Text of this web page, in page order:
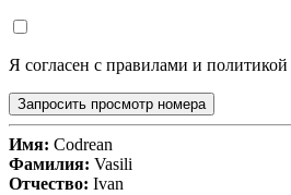
Я согласен с правилами и политикой
Запросить просмотр номера
Имя: Codrean
Фамилия: Vasili
Отчество: Ivan